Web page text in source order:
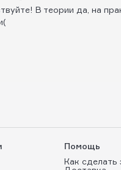
В теории да, на
Помощь
Как сделать